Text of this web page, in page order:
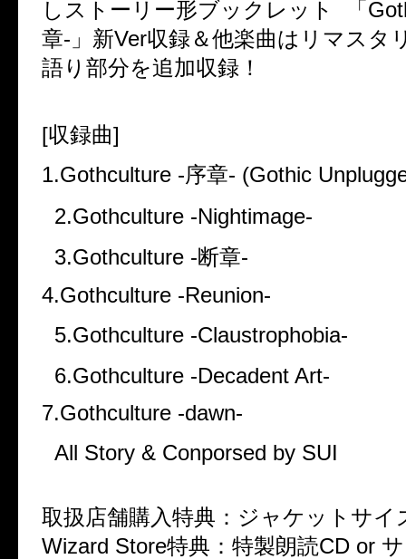
しストーリー形ブックレット 「
章-」新Ver収録＆他楽曲はリマスタ
語り部分を追加収録！
[収録曲]
1.Gothculture -序章- (Gothic
2.Gothculture -Nightimage-
3.Gothculture -断章-
4.Gothculture -Reunion-
5.Gothculture -Claustrophobia-
6.Gothculture -Decadent Art-
7.Gothculture -dawn-
All Story & Conporsed by SUI
取扱店舗購入特典：ジャケットサイ
Wizard Store特典：特製朗読CD or